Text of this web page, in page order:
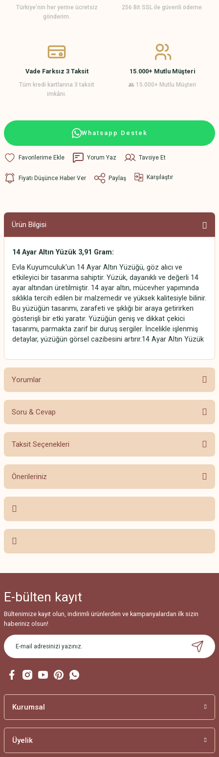
Türkiye’nin her yerine ücretsiz
gönderim.
256 Bit SSL ile güvenli ödeme.
Vade Farksız 3 Taksit
Tüm kredi kartlarına 3 taksit
imkânı.
15.000+ Mutlu Müşteri
👥 15.000+ Mutlu Müşteri
Whatsapp Destek
Yorum Yaz Tavsiye Et
Fiyatı Düşünce Haber Ver Paylaş Karşılaştır
Ürün Bilgisi
14 Ayar Altın Yüzük 3,91 Gram:
Evla Kuyumculuk'un 14 Ayar Altın Yüzüğü, göz alıcı ve
etkileyici bir tasarıma sahiptir. Yüzük, dayanıklı ve değerli 14
ayar altından üretilmiştir. 14 ayar altın, mücevher yapımında
sıklıkla tercih edilen bir malzemedir ve yüksek kalitesiyle bilinir.
Bu yüzüğün tasarımı, zarafeti ve şıklığı bir araya getirirken
gösterişli bir etki yaratır. Yüzüğün geniş ve dikkat çekici
tasarımı, parmakta zarif bir duruş sergiler. İncelikle işlenmiş
detaylar, yüzüğün görsel cazibesini artırır.14 Ayar Altın Yüzük
Yorumlar
Bu ürüne ilk yorumu siz yapın!
Soru & Cevap
Ürün hakkında henüz soru sorulmamış.
Taksit Seçenekleri
Önerileriniz
Bu ürünün fiyat bilgisi, resim, ürün açıklamalarında ve diğer konularda
yetersiz gördüğünüz noktaları öneri formunu kullanarak tarafımıza
iletebilirsiniz.
Ürün fiyatı diğer sitelerden daha pahalı.
Bu ürüne benzer farklı alternatifler olmalı.
E-bülten kayıt
Bültenimize kayıt olun, indirimli ürünlerden ve kampanyalardan ilk sizin
haberiniz olsun!
Kurumsal
Üyelik